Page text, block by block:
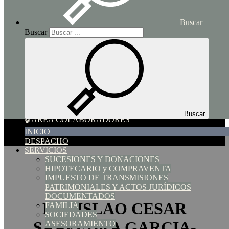
Buscar
Buscar
Buscar
INICIO
DESPACHO
SERVICIOS
SUCESIONES Y DONACIONES
HIPOTECARIO y COMPRAVENTA
IMPUESTO DE TRANSMISIONES
PATRIMONIALES Y ACTOS JURÍDICOS
DOCUMENTADOS
FAMILIA
SOCIEDADES
ASESORAMIENTO
SOCIEDADES
ASESORAMIENTO
ACTUALIDAD
NOTICIAS DE ACTUALIDAD
GUIAS PRACTICAS
TARIFAS Y TABLAS
HERRAMIENTAS
CALCULADORAS BÁSICAS
SIMULADORES EXTERNOS
AGENDA
ENLACES DE INTERES
🔒 AREA COLABORADORES
CONTACTO
LADISLAO CESAR